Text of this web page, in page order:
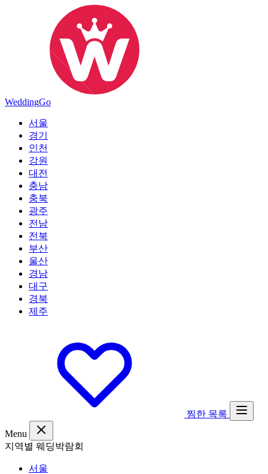
WeddingGo
서울
경기
인천
강원
대전
충남
충북
광주
전남
전북
부산
울산
경남
대구
경북
제주
찜한 목록
Menu
지역별 웨딩박람회
서울